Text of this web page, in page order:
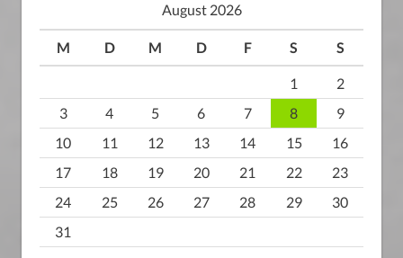
August 2026
M D M D F S S
1
2
3
4 5 6 7 8
9
10
11 12 13 14 15
16
17
18 19 20 21 22
23
24
25 26 27 28 29
30
31